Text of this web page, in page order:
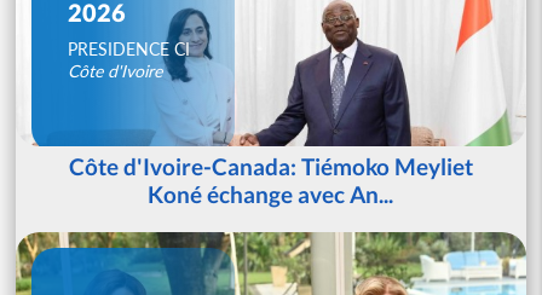
2026
PRESIDENCE CI
Côte d'Ivoire
Côte d'Ivoire-Canada: Tiémoko Meyliet
Koné échange avec An...